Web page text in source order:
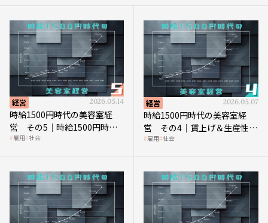
経営 2026.05.14
時給1500円時代の美容室経
営 その5｜時給1500円時代
の到来は美容業の収益構造を
雇用 社会
経営 2026.05.07
時給1500円時代の美容室経
営 その4｜賃上げ＆生産性向
上につなげる賢い助成金活用
雇用 社会